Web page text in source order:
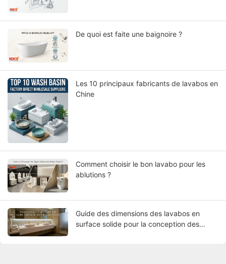
De quoi est faite une baignoire ?
Les 10 principaux fabricants de lavabos en
Chine
Comment choisir le bon lavabo pour les
ablutions ?
Guide des dimensions des lavabos en
surface solide pour la conception des